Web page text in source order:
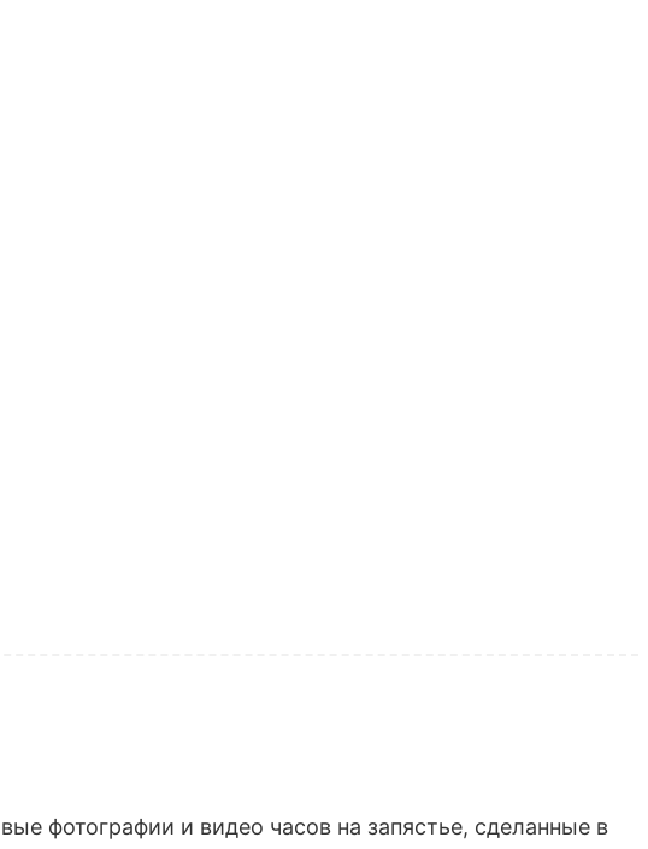
фотографии и видео часов на запястье, сделанные в